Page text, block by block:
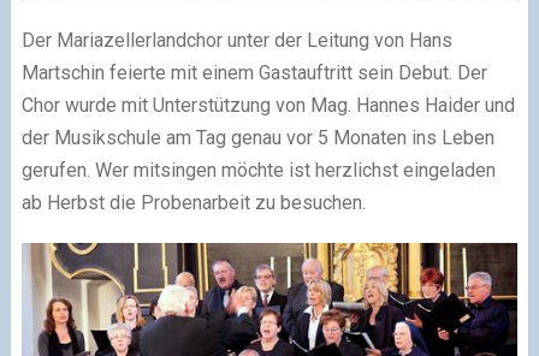
Der Mariazellerlandchor unter der Leitung von Hans
Martschin feierte mit einem Gastauftritt sein Debut. Der
Chor wurde mit Unterstützung von Mag. Hannes Haider und
der Musikschule am Tag genau vor 5 Monaten ins Leben
gerufen. Wer mitsingen möchte ist herzlichst eingeladen
ab Herbst die Probenarbeit zu besuchen.